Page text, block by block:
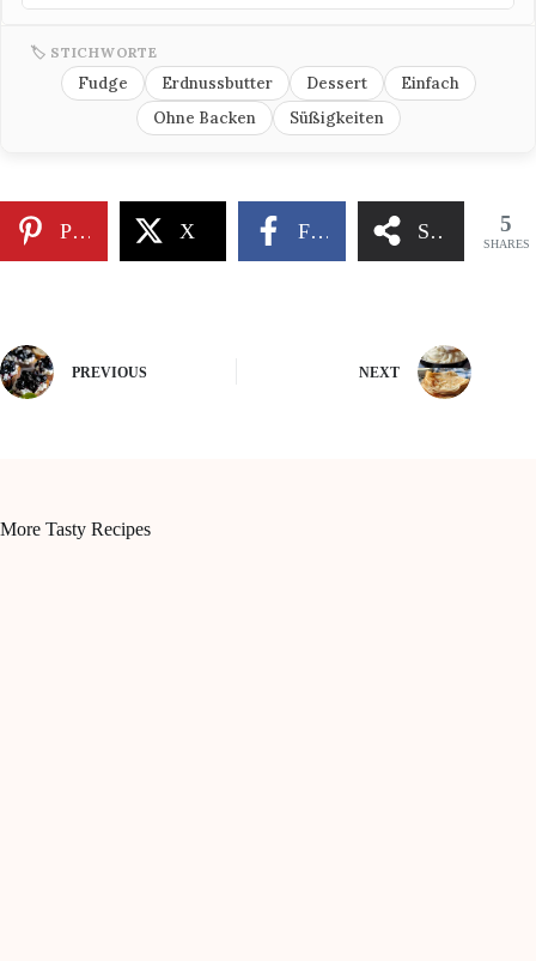
🏷 STICHWORTE
Fudge Erdnussbutter Dessert
Einfach
Ohne Backen
Süßigkeiten
Pinterest X Facebook Share 5
SHARES
PREVIOUS NEXT
More Tasty Recipes